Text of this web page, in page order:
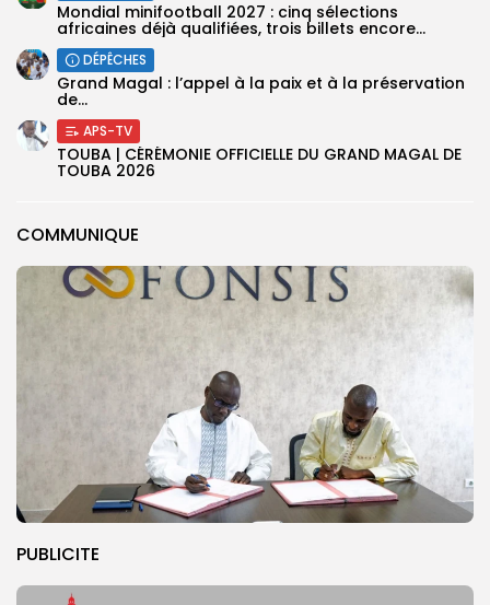
COMMUNIQUE
PUBLICITE
‎Mondial minifootball 2027 : cinq sélections
africaines déjà qualifiées, trois billets encore...
DÉPÊCHES
Grand Magal : l’appel à la paix et à la préservation
de...
APS-TV
TOUBA | CÉRÉMONIE OFFICIELLE DU GRAND MAGAL DE
TOUBA 2026